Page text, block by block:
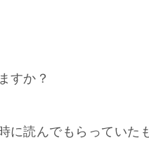
すか？
に読んでもらっていた